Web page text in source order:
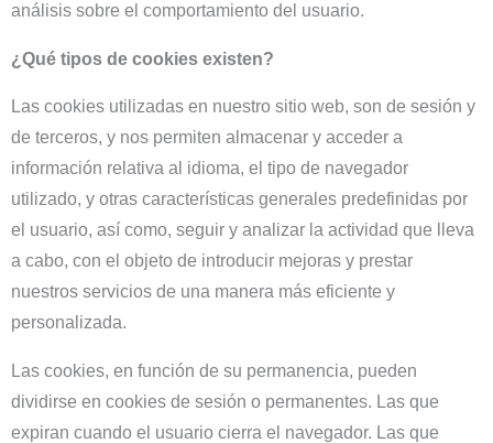
análisis sobre el comportamiento del usuario.
¿Qué tipos de cookies existen?
Las cookies utilizadas en nuestro sitio web, son de sesión y
de terceros, y nos permiten almacenar y acceder a
información relativa al idioma, el tipo de navegador
utilizado, y otras características generales predefinidas por
el usuario, así como, seguir y analizar la actividad que lleva
a cabo, con el objeto de introducir mejoras y prestar
nuestros servicios de una manera más eficiente y
personalizada.
Las cookies, en función de su permanencia, pueden
dividirse en cookies de sesión o permanentes. Las que
expiran cuando el usuario cierra el navegador. Las que